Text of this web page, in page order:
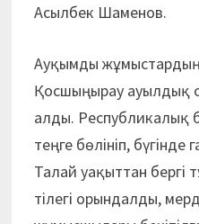
Асылбек Шаменов.
Ауқымды
Қосшыңырау ауылдық
алды. Республикалық
теңге бөлініп, бүгінде
Талай уақыттан бергі
тілегі орындалды,